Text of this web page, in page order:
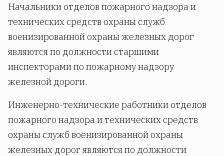
Начальники отделов пожарного надзора и
технических средств охраны служб
военизированной охраны железных дорог
являются по должности старшими
инспекторами по пожарному надзору
железной дороги.
Инженерно-технические работники отделов
пожарного надзора и технических средств
охраны служб военизированной охраны
железных дорог являются по должности